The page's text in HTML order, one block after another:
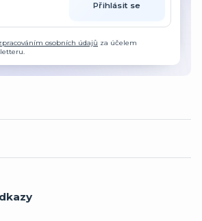
Přihlásit se
osobních údajů za účelem